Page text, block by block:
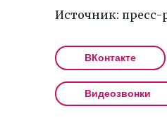
Источник: пресс-
ВКонтакте
Видеозвонки